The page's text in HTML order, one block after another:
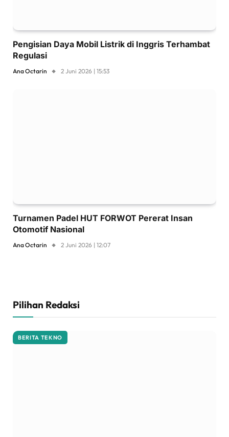
Pengisian Daya Mobil Listrik di Inggris Terhambat
Regulasi
Ana Octarin 2 Juni 2026 | 15:53
Turnamen Padel HUT FORWOT Pererat Insan
Otomotif Nasional
Ana Octarin 2 Juni 2026 | 12:07
Pilihan Redaksi
BERITA TEKNO